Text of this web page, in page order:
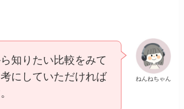
ねんねちゃん
知りたい比較をみて
にしていただければ